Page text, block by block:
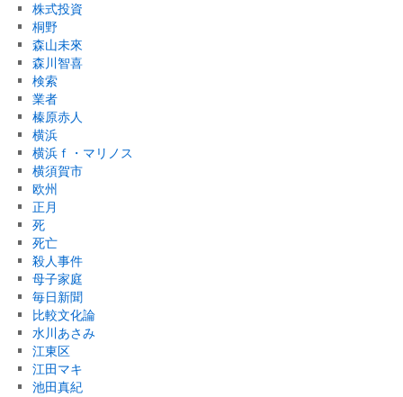
株式投資
桐野
森山未來
森川智喜
検索
業者
榛原赤人
横浜
横浜ｆ・マリノス
横須賀市
欧州
正月
死
死亡
殺人事件
母子家庭
毎日新聞
比較文化論
水川あさみ
江東区
江田マキ
池田真紀